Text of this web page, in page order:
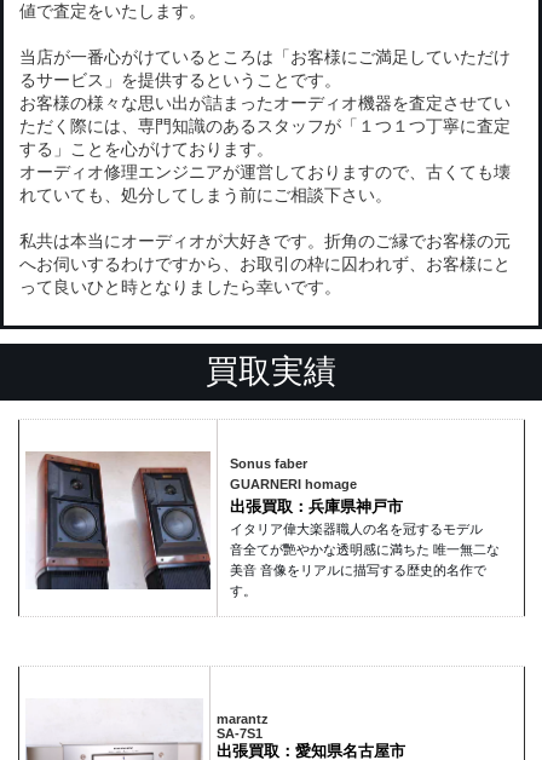
値で査定をいたします。
当店が一番心がけているところは「お客様にご満足していただけ
るサービス」を提供するということです。
お客様の様々な思い出が詰まったオーディオ機器を査定させてい
ただく際には、専門知識のあるスタッフが「１つ１つ丁寧に査定
する」ことを心がけております。
オーディオ修理エンジニアが運営しておりますので、古くても壊
れていても、処分してしまう前にご相談下さい。
私共は本当にオーディオが大好きです。折角のご縁でお客様の元
へお伺いするわけですから、お取引の枠に囚われず、お客様にと
って良いひと時となりましたら幸いです。
買取実績
Sonus faber
GUARNERI homage
出張買取：兵庫県神戸市
イタリア偉大楽器職人の名を冠するモデル
音全てが艷やかな透明感に満ちた 唯一無二な
美音 音像をリアルに描写する歴史的名作で
す。
marantz
SA-7S1
出張買取：愛知県名古屋市